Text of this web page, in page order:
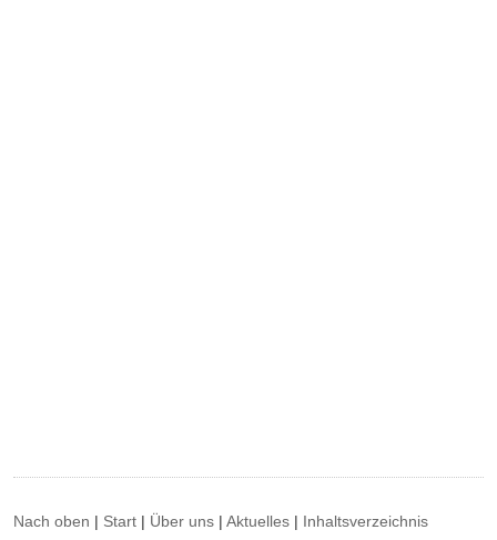
Nach oben | Start | Über uns |Aktuelles | Inhaltsverzeichnis